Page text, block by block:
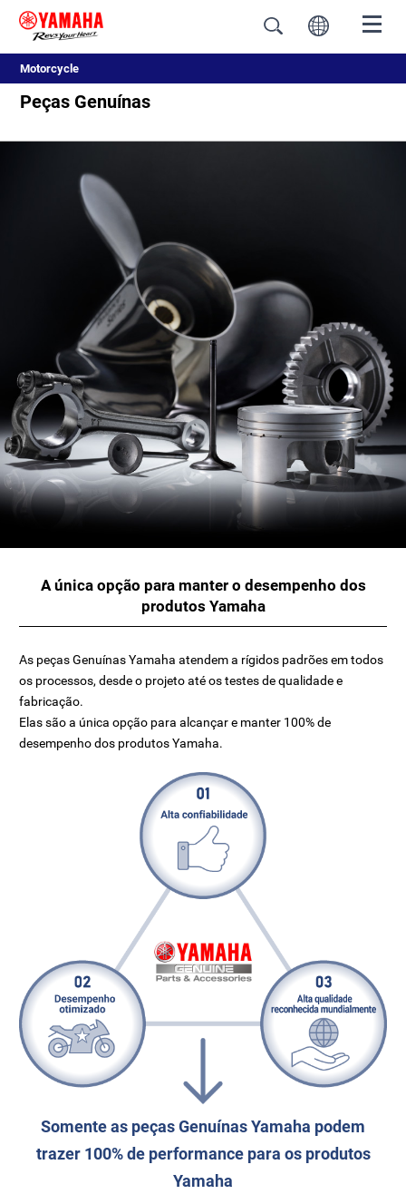
Motorcycle
Peças Genuínas
A única opção para manter o desempenho dos
produtos Yamaha
As peças Genuínas Yamaha atendem a rígidos padrões em todos
os processos, desde o projeto até os testes de qualidade e
fabricação.
Elas são a única opção para alcançar e manter 100% de
desempenho dos produtos Yamaha.
Somente as peças Genuínas Yamaha podem
trazer 100% de performance para os produtos
Yamaha